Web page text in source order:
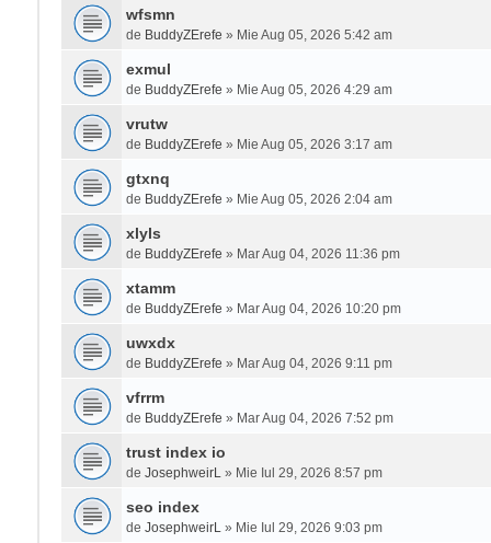
wfsmn
de BuddyZErefe » Mie Aug 05, 2026 5:42 am
exmul
de BuddyZErefe » Mie Aug 05, 2026 4:29 am
vrutw
de BuddyZErefe » Mie Aug 05, 2026 3:17 am
gtxnq
de BuddyZErefe » Mie Aug 05, 2026 2:04 am
xlyls
de BuddyZErefe » Mar Aug 04, 2026 11:36 pm
xtamm
de BuddyZErefe » Mar Aug 04, 2026 10:20 pm
uwxdx
de BuddyZErefe » Mar Aug 04, 2026 9:11 pm
vfrrm
de BuddyZErefe » Mar Aug 04, 2026 7:52 pm
trust index io
de JosephweirL» Mie Iul 29, 2026 8:57 pm
seo index
de JosephweirL» Mie Iul 29, 2026 9:03 pm